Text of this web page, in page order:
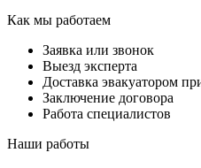
Как мы работаем
Заявка или звонок
Выезд эксперта
Доставка эвакуатором
Заключение договора
Работа специалистов
Наши работы